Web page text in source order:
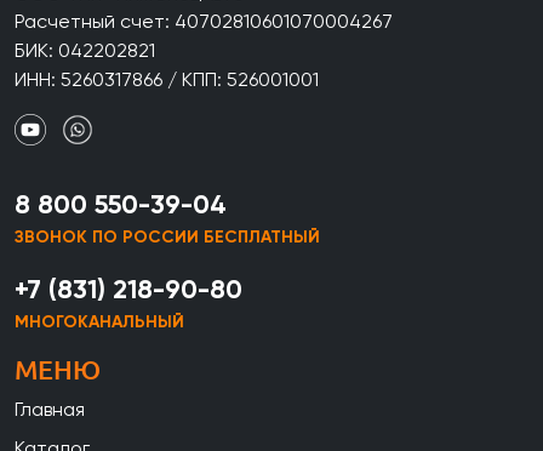
Расчетный счет: 40702810601070004267
БИК: 042202821
ИНН: 5260317866 / КПП: 526001001
8 800 550-39-04
ЗВОНОК ПО РОССИИ БЕСПЛАТНЫЙ
+7 (831) 218-90-80
МНОГОКАНАЛЬНЫЙ
МЕНЮ
Главная